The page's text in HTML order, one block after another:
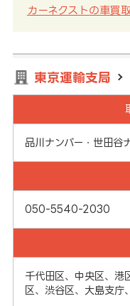
カーネクストの車買
東京運輸支局
品川ナンバー・世田谷
050-5540-2030
千代田区、中央区、港
区、渋谷区、大島支庁